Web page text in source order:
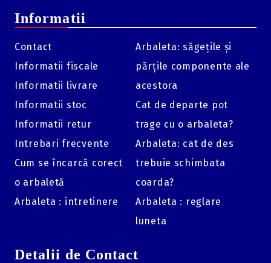
Informatii
Contact
Informatii fiscale
Informatii livrare
Informatii stoc
Informatii retur
Intrebari frecvente
Cum se încarcă corect
o arbaletă
Arbaleta : intretinere
Arbaleta: săgețile și
părțile componente ale
acestora
Cat de departe pot
trage cu o arbaleta?
Arbaleta: cat de des
trebuie schimbata
coarda?
Arbaleta : reglare
luneta
Detalii de Contact